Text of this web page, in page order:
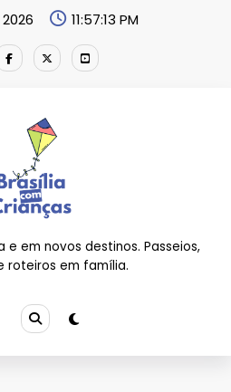
11:57:14 PM
e em novos destinos. Passeios,
roteiros em família.